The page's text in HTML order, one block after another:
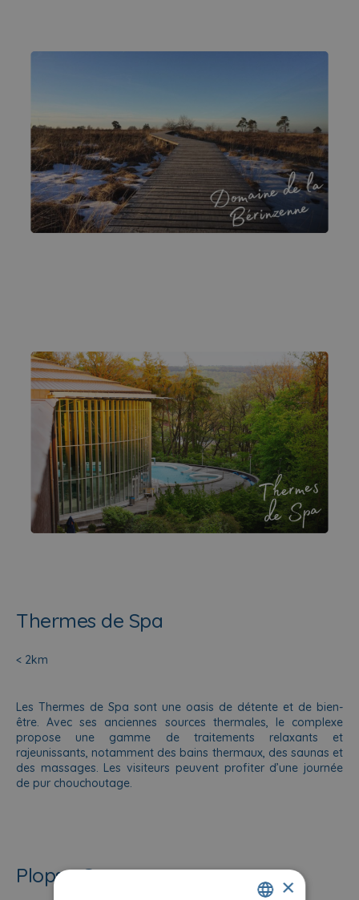
Thermes de Spa
< 2km
Les Thermes de Spa sont une oasis de détente et de bien-
être. Avec ses anciennes sources thermales, le complexe
propose une gamme de traitements relaxants et
rajeunissants, notamment des bains thermaux, des saunas et
des massages. Les visiteurs peuvent profiter d’une journée
de pur chouchoutage.
Plopsa Coo ×